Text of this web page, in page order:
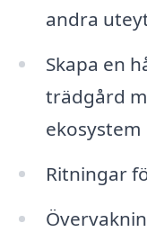
andra
Skapa en
trädgård
ekosystem
Ritningar